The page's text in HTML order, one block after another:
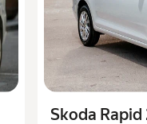
Skoda Rapid